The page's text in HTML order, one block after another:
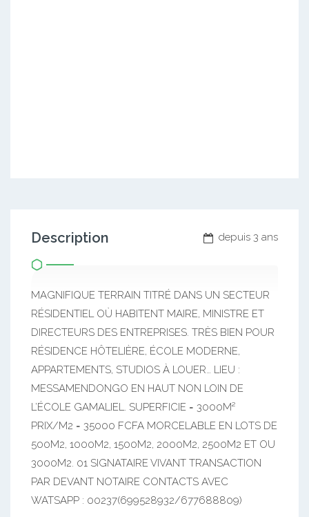
depuis 3 ans
Description
MAGNIFIQUE TERRAIN TITRÉ DANS UN SECTEUR
RÉSIDENTIEL OÙ HABITENT MAIRE, MINISTRE ET
DIRECTEURS DES ENTREPRISES. TRÈS BIEN POUR
RÉSIDENCE HÔTELIÈRE, ÉCOLE MODERNE,
APPARTEMENTS, STUDIOS À LOUER… LIEU :
MESSAMENDONGO EN HAUT NON LOIN DE
L’ÉCOLE GAMALIEL. SUPERFICIE = 3000M²
PRIX/M2 = 35000 FCFA MORCELABLE EN LOTS DE
500M2, 1000M2, 1500M2, 2000M2, 2500M2 ET OU
3000M2. 01 SIGNATAIRE VIVANT TRANSACTION
PAR DEVANT NOTAIRE CONTACTS AVEC
WATSAPP : 00237(699528932/677688809)